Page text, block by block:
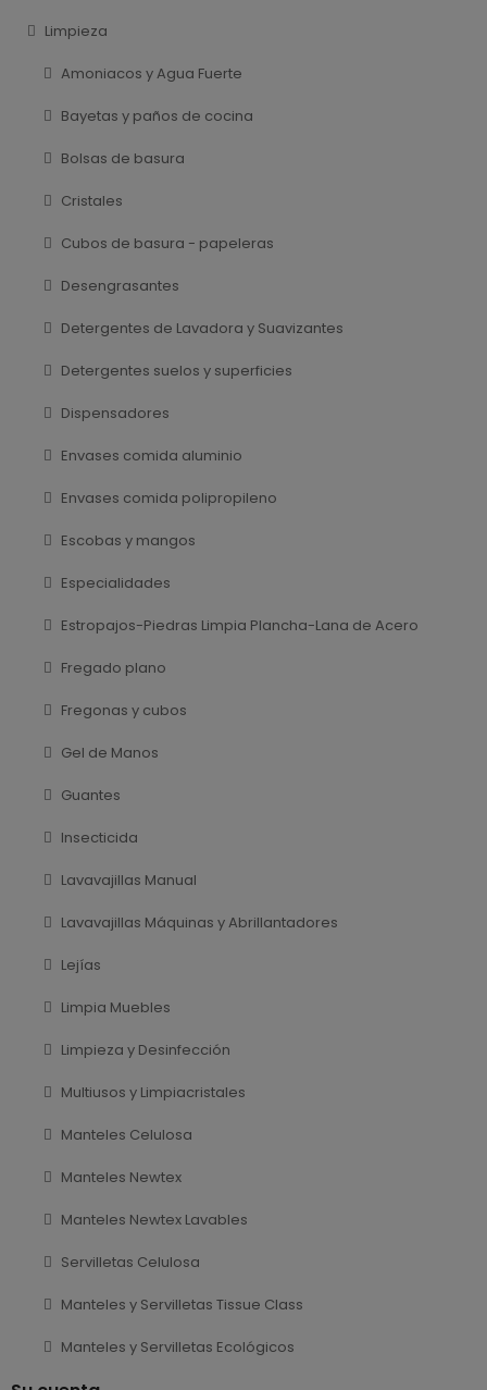
Limpieza
Amoniacos y Agua Fuerte
Bayetas y paños de cocina
Bolsas de basura
Cristales
Cubos de basura - papeleras
Desengrasantes
Detergentes de Lavadora y Suavizantes
Detergentes suelos y superficies
Dispensadores
Envases comida aluminio
Envases comida polipropileno
Escobas y mangos
Especialidades
Estropajos-Piedras Limpia Plancha-Lana de Acero
Fregado plano
Fregonas y cubos
Gel de Manos
Guantes
Insecticida
Lavavajillas Manual
Lavavajillas Máquinas y Abrillantadores
Lejías
Limpia Muebles
Limpieza y Desinfección
Multiusos y Limpiacristales
Manteles Celulosa
Manteles Newtex
Manteles Newtex Lavables
Servilletas Celulosa
Manteles y Servilletas Tissue Class
Manteles y Servilletas Ecológicos